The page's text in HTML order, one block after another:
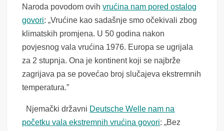
Naroda povodom ovihvrućina nam pored ostalog
govori: „Vrućine kao sadašnje smo očekivali zbog
klimatskih promjena. U 50 godina nakon
povjesnog vala vrućina 1976. Europa se ugrijala
za 2 stupnja. Ona je kontinent koji se najbrže
zagrijava pa se povećao broj slučajeva ekstremnih
temperatura.”
Njemački državni Deutsche Welle nam na
početku vala ekstremnih vrućina govori: „Bez